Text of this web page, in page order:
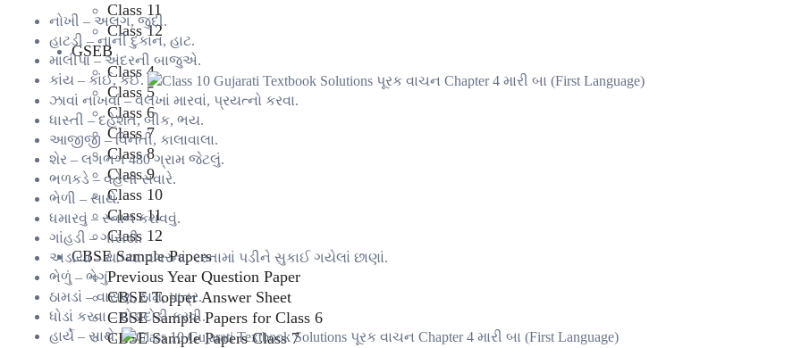
Class 11
Class 12
GSEB
Class 4
Class 5
Class 6
Class 7
Class 8
Class 9
Class 10
Class 11
Class 12
CBSE Sample Papers
Previous Year Question Paper
CBSE Topper Answer Sheet
CBSE Sample Papers for Class 6
CBSE Sample Papers Class 7
નોખી – અલગ, જુદી.
હાટડી – નાની દુકાન, હાટ.
માલીપા – અંદરની બાજુએ.
કાંય – કાંઈ, કંઈ.
ઝાવાં નાખવાં – વલખાં મારવાં, પ્રયત્નો કરવા.
ધાસ્તી – દહેશત, બીક, ભય.
આજીજી – વિનંતી, કાલાવાલા.
શેર – લગભગ 480 ગ્રામ જેટલું.
ભળકડે – વહેલી સવારે.
ભેળી – સાથે.
ધમારવું – સ્નાન કરાવવું.
ગાંહડી – ગાંસડી.
અડાયાં – થાપ્યા વગરનાં, રસ્તામાં પડીને સુકાઈ ગયેલાં છાણાં.
ભેળું – ભેગું.
ઠામડાં – વાસણ, ઠામ, પાત્ર.
ધોડાં કરવા – દોડાદોડી કરવી.
હાર્યે – સાથે.